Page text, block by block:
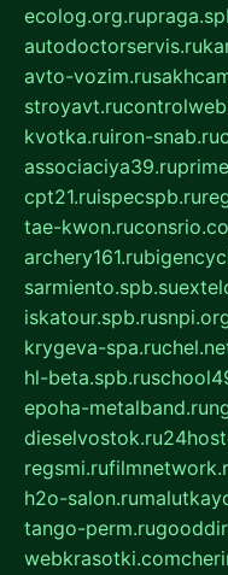
ecolog.org.ru
autodoctorservis.ru
avto-vozim.ru
stroyavt.ru
kvotka.ruiron-snab.ru
associaciya39.ru
cpt21.ruispecspb.ru
tae-kwon.ru
archery161.ru
sarmiento.spb.su
iskatour.spb.ru
krygeva-spa.ru
hl-beta.spb.ru
epoha-metalband.ru
dieselvostok.ru
regsmi.ru
h2o-salon.ru
tango-perm.ru
webkrasotki.com